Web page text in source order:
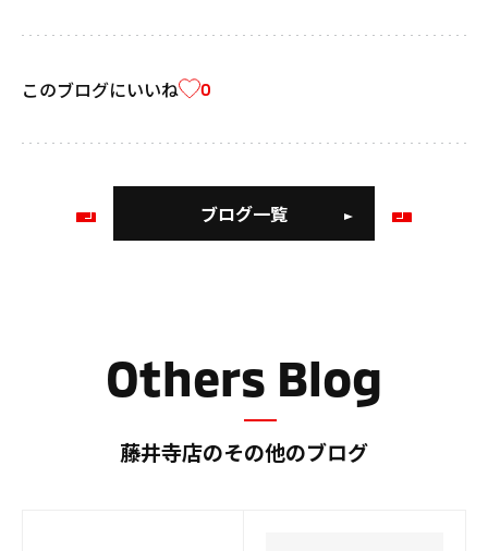
このブログにいいね 0
前
ブログ一覧
次
Others Blog
藤井寺店のその他のブログ